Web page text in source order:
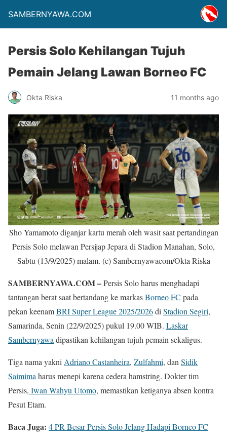
SAMBERNYAWA.COM
Persis Solo Kehilangan Tujuh
Pemain Jelang Lawan Borneo FC
Okta Riska 11 months ago
Sho Yamamoto diganjar kartu merah oleh wasit saat pertandingan
Persis Solo melawan Persijap Jepara di Stadion Manahan, Solo,
Sabtu (13/9/2025) malam. (c) Sambernyawacom/Okta Riska
SAMBERNYAWA.COM –Persis Solo harus menghadapi
tantangan berat saat bertandang ke markasBorneo FC pada
pekan keenamBRI Super League 2025/2026di Stadion Segiri,
Samarinda, Senin (22/9/2025) pukul 19.00 WIB. Laskar
Sambernyawa dipastikan kehilangan tujuh pemain sekaligus.
Tiga nama yakni Adriano Castanheira, Zulfahmi, dan Sidik
Saimima harus menepi karena cedera hamstring. Dokter tim
Persis, Iwan Wahyu Utomo, memastikan ketiganya absen kontra
Pesut Etam.
Baca Juga: 4 PR Besar Persis Solo Jelang Hadapi Borneo FC